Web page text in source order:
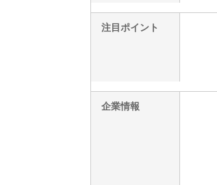
注目ポイント
企業情報